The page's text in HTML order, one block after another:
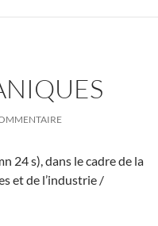
24 s), dans le cadre de la
et de l’industrie /